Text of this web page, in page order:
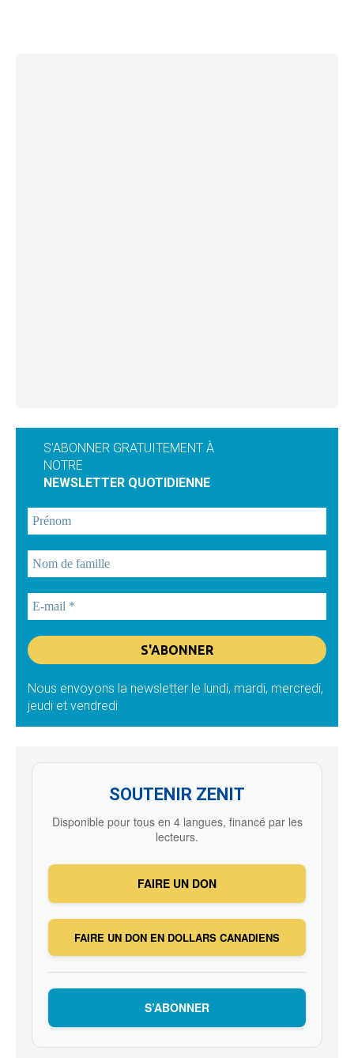
S'ABONNER GRATUITEMENT À
NOTRE
NEWSLETTER QUOTIDIENNE
Nous envoyons la newsletter le lundi, mardi, mercredi,
jeudi et vendredi
SOUTENIR ZENIT
Disponible pour tous en 4 langues, financé par les
lecteurs.
FAIRE UN DON
FAIRE UN DON EN DOLLARS CANADIENS
S’ABONNER